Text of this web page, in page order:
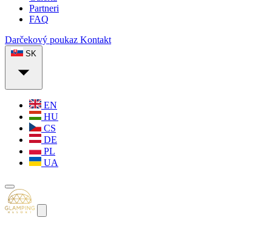
Partneri
FAQ
Darčekový poukaz Kontakt
EN
HU
CS
DE
PL
UA